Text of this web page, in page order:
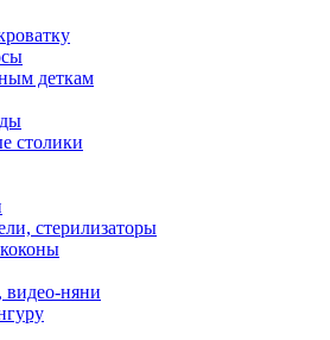
деткам
столики
стерилизаторы
видео-няни